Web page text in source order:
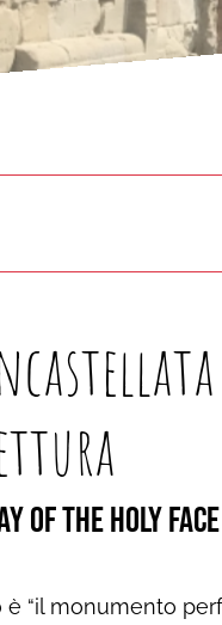
OF THE HOLY FACE
è “il monumento